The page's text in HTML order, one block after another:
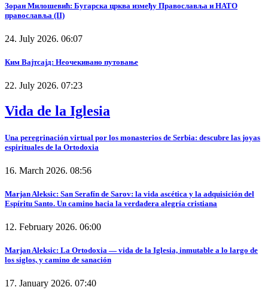
Зоран Милошевић: Бугарска црква између Православља и НАТО
православља (II)
24. July 2026. 06:07
Ким Вајтсајд: Неочекивано путовање
22. July 2026. 07:23
Vida de la Iglesia
Una peregrinación virtual por los monasterios de Serbia: descubre las joyas
espirituales de la Ortodoxia
16. March 2026. 08:56
Marjan Aleksic: San Serafín de Sarov: la vida ascética y la adquisición del
Espíritu Santo. Un camino hacia la verdadera alegría cristiana
12. February 2026. 06:00
Marjan Aleksic: La Ortodoxia — vida de la Iglesia, inmutable a lo largo de
los siglos, y camino de sanación
17. January 2026. 07:40